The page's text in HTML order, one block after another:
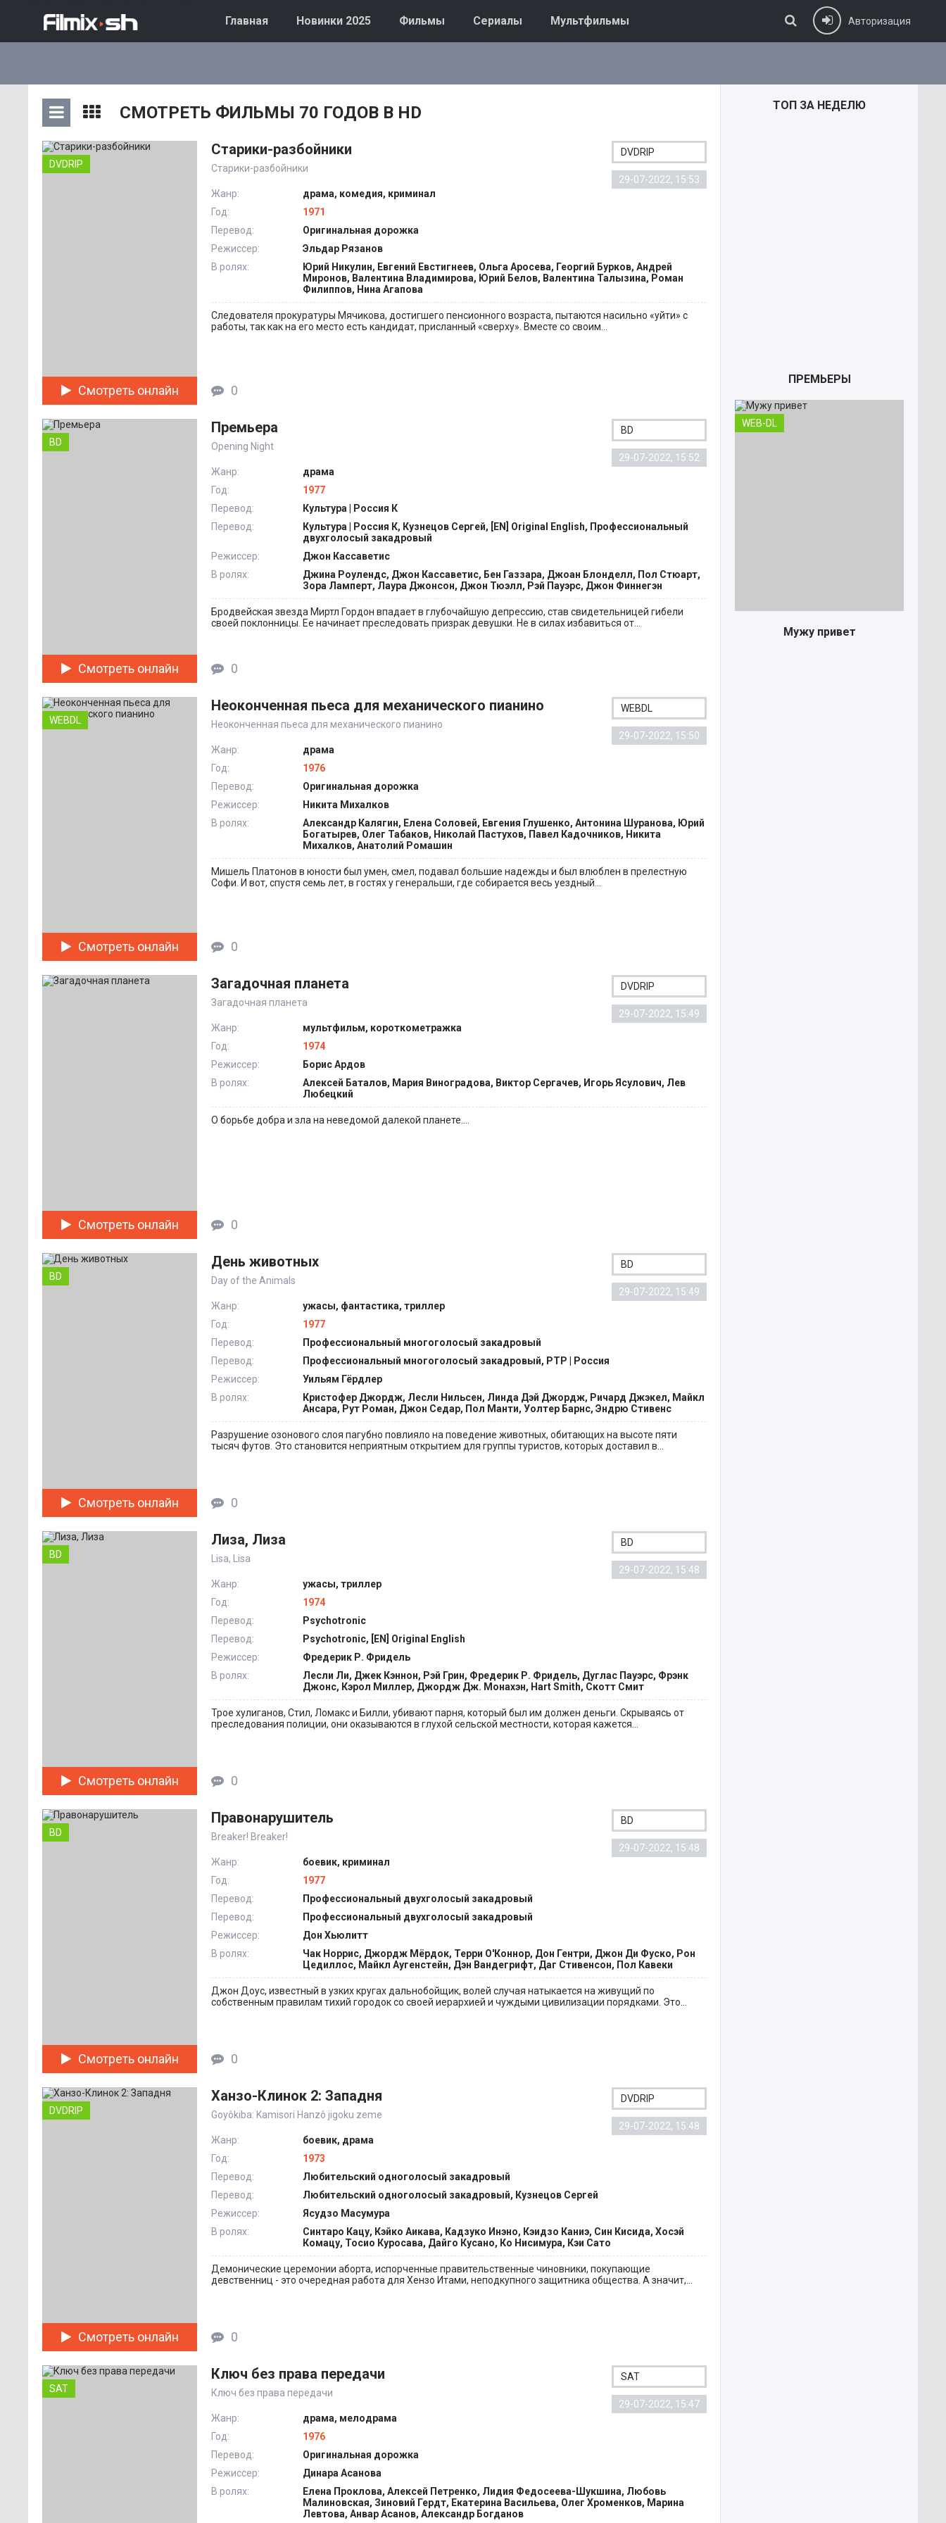
Главная Новинки 2025 Фильмы Сериалы Мультфильмы Авторизация
СМОТРЕТЬ ФИЛЬМЫ 70 ГОДОВ В HD
DVDRIP
Старики-разбойники
Старики-разбойники
DVDRIP
29-07-2022, 15:53
Жанр:
драма, комедия, криминал
Год:
1971
Перевод:
Оригинальная дорожка
Режиссер:
Эльдар Рязанов
В ролях:
Юрий Никулин, Евгений Евстигнеев, Ольга Аросева, Георгий Бурков, Андрей
Миронов, Валентина Владимирова, Юрий Белов, Валентина Талызина, Роман
Филиппов, Нина Агапова
Следователя прокуратуры Мячикова, достигшего пенсионного возраста, пытаются насильно «уйти» с
работы, так как на его место есть кандидат, присланный «сверху». Вместе со своим...
Смотреть онлайн 0
BD
Премьера
Opening Night
BD
29-07-2022, 15:52
Жанр:
драма
Год:
1977
Перевод:
Культура | Россия К
Перевод:
Культура | Россия К, Кузнецов Сергей, [EN] Original English, Профессиональный
двухголосый закадровый
Режиссер:
Джон Кассаветис
В ролях:
Джина Роулендс, Джон Кассаветис, Бен Газзара, Джоан Блонделл, Пол Стюарт,
Зора Ламперт, Лаура Джонсон, Джон Тюэлл, Рэй Пауэрс, Джон Финнегэн
Бродвейская звезда Миртл Гордон впадает в глубочайшую депрессию, став свидетельницей гибели
своей поклонницы. Ее начинает преследовать призрак девушки. Не в силах избавиться от...
Смотреть онлайн 0
WEBDL
Неоконченная пьеса для механического пианино
Неоконченная пьеса для механического пианино
WEBDL
29-07-2022, 15:50
Жанр:
драма
Год:
1976
Перевод:
Оригинальная дорожка
Режиссер:
Никита Михалков
В ролях:
Александр Калягин, Елена Соловей, Евгения Глушенко, Антонина Шуранова, Юрий
Богатырев, Олег Табаков, Николай Пастухов, Павел Кадочников, Никита
Михалков, Анатолий Ромашин
Мишель Платонов в юности был умен, смел, подавал большие надежды и был влюблен в прелестную
Софи. И вот, спустя семь лет, в гостях у генеральши, где собирается весь уездный...
Смотреть онлайн 0
Загадочная планета
Загадочная планета
DVDRIP
29-07-2022, 15:49
Жанр:
мультфильм, короткометражка
Год:
1974
Режиссер:
Борис Ардов
В ролях:
Алексей Баталов, Мария Виноградова, Виктор Сергачев, Игорь Ясулович, Лев
Любецкий
О борьбе добра и зла на неведомой далекой планете....
Смотреть онлайн 0
BD
День животных
Day of the Animals
BD
29-07-2022, 15:49
Жанр:
ужасы, фантастика, триллер
Год:
1977
Перевод:
Профессиональный многоголосый закадровый
Перевод:
Профессиональный многоголосый закадровый, РТР | Россия
Режиссер:
Уильям Гёрдлер
В ролях:
Кристофер Джордж, Лесли Нильсен, Линда Дэй Джордж, Ричард Джэкел, Майкл
Ансара, Рут Роман, Джон Седар, Пол Манти, Уолтер Барнс, Эндрю Стивенс
Разрушение озонового слоя пагубно повлияло на поведение животных, обитающих на высоте пяти
тысяч футов. Это становится неприятным открытием для группы туристов, которых доставил в...
Смотреть онлайн 0
BD
Лиза, Лиза
Lisa, Lisa
BD
29-07-2022, 15:48
Жанр:
ужасы, триллер
Год:
1974
Перевод:
Psychotronic
Перевод:
Psychotronic, [EN] Original English
Режиссер:
Фредерик Р. Фридель
В ролях:
Лесли Ли, Джек Кэннон, Рэй Грин, Фредерик Р. Фридель, Дуглас Пауэрс, Фрэнк
Джонс, Кэрол Миллер, Джордж Дж. Монахэн, Hart Smith, Скотт Смит
Трое хулиганов, Стил, Ломакс и Билли, убивают парня, который был им должен деньги. Скрываясь от
преследования полиции, они оказываются в глухой сельской местности, которая кажется...
Смотреть онлайн 0
BD
Правонарушитель
Breaker! Breaker!
BD
29-07-2022, 15:48
Жанр:
боевик, криминал
Год:
1977
Перевод:
Профессиональный двухголосый закадровый
Перевод:
Профессиональный двухголосый закадровый
Режиссер:
Дон Хьюлитт
В ролях:
Чак Норрис, Джордж Мёрдок, Терри О'Коннор, Дон Гентри, Джон Ди Фуско, Рон
Цедиллос, Майкл Аугенстейн, Дэн Вандегрифт, Даг Стивенсон, Пол Кавеки
Джон Доус, известный в узких кругах дальнобойщик, волей случая натыкается на живущий по
собственным правилам тихий городок со своей иерархией и чуждыми цивилизации порядками. Это...
Смотреть онлайн 0
DVDRIP
Ханзо-Клинок 2: Западня
Goyôkiba: Kamisori Hanzô jigoku zeme
DVDRIP
29-07-2022, 15:48
Жанр:
боевик, драма
Год:
1973
Перевод:
Любительский одноголосый закадровый
Перевод:
Любительский одноголосый закадровый, Кузнецов Сергей
Режиссер:
Ясудзо Масумура
В ролях:
Синтаро Кацу, Кэйко Аикава, Кадзуко Инэно, Кэидзо Каниэ, Син Кисида, Хосэй
Комацу, Тосио Куросава, Дайго Кусано, Ко Нисимура, Кэи Сато
Демонические церемонии аборта, испорченные правительственные чиновники, покупающие
девственниц - это очередная работа для Хензо Итами, неподкупного защитника общества. А значит,...
Смотреть онлайн 0
SAT
Ключ без права передачи
Ключ без права передачи
SAT
29-07-2022, 15:47
Жанр:
драма, мелодрама
Год:
1976
Перевод:
Оригинальная дорожка
Режиссер:
Динара Асанова
В ролях:
Елена Проклова, Алексей Петренко, Лидия Федосеева-Шукшина, Любовь
Малиновская, Зиновий Гердт, Екатерина Васильева, Олег Хроменков, Марина
Левтова, Анвар Асанов, Александр Богданов
ТОП ЗА НЕДЕЛЮ
ПРЕМЬЕРЫ
WEB-DL
Мужу привет